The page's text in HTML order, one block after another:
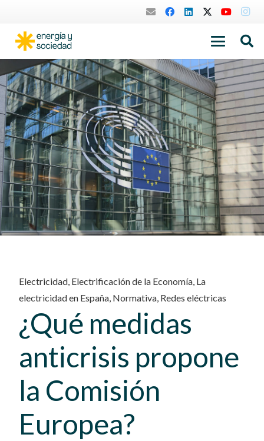
Electricidad, Electrificación de la Economía, La
electricidad en España, Normativa, Redes eléctricas
¿Qué medidas
anticrisis propone
la Comisión
Europea?